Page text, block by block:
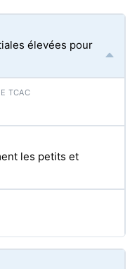
élevées pour
les petits et